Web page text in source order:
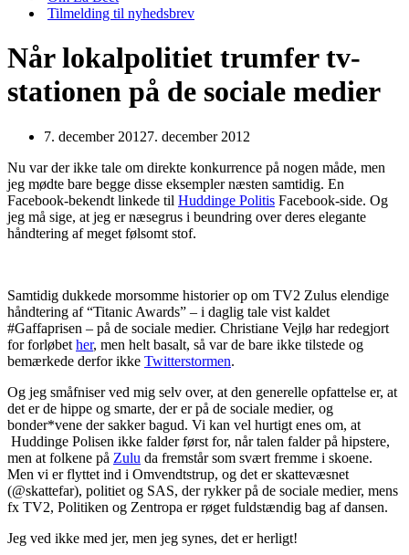
Tilmelding til nyhedsbrev
Når lokalpolitiet trumfer tv-
stationen på de sociale medier
7. december 20127. december 2012
Nu var der ikke tale om direkte konkurrence på nogen måde, men
jeg mødte bare begge disse eksempler næsten samtidig. En
Facebook-bekendt linkede til Huddinge Politis Facebook-side. Og
jeg må sige, at jeg er næsegrus i beundring over deres elegante
håndtering af meget følsomt stof.
Samtidig dukkede morsomme historier op om TV2 Zulus elendige
håndtering af “Titanic Awards” – i daglig tale vist kaldet
#Gaffaprisen – på de sociale medier. Christiane Vejlø har redegjort
for forløbet her, men helt basalt, så var de bare ikke tilstede og
bemærkede derfor ikke Twitterstormen.
Og jeg småfniser ved mig selv over, at den generelle opfattelse er, at
det er de hippe og smarte, der er på de sociale medier, og
bonder*vene der sakker bagud. Vi kan vel hurtigt enes om, at
Huddinge Polisen ikke falder først for, når talen falder på hipstere,
men at folkene på Zulu da fremstår som svært fremme i skoene.
Men vi er flyttet ind i Omvendtstrup, og det er skattevæsnet
(@skattefar), politiet og SAS, der rykker på de sociale medier, mens
fx TV2, Politiken og Zentropa er røget fuldstændig bag af dansen.
Jeg ved ikke med jer, men jeg synes, det er herligt!